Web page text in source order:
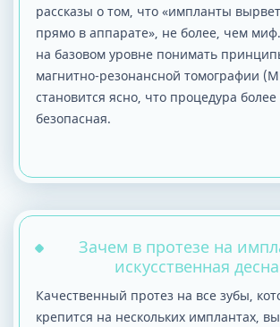
рассказы о том, что «импланты
прямо в аппарате», не более, чем
на базовом уровне понимать
магнитно-резонансной томографии
становится ясно, что процедура
безопасная.
Зачем в протезе на
искусственная
Качественный протез на все зубы,
крепится на нескольких имплантах,